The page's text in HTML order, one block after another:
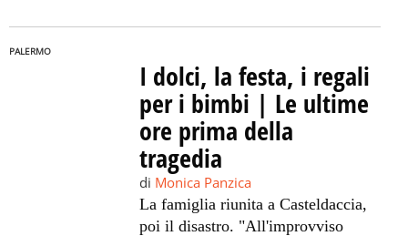
PALERMO
I dolci, la festa, i regali
per i bimbi | Le ultime
ore prima della
tragedia
di Monica Panzica
La famiglia riunita a Casteldaccia,
poi il disastro. "All'improvviso